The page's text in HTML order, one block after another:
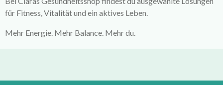
für Fitness, Vitalität und ein aktives Leben.
Mehr Energie. Mehr Balance. Mehr du.